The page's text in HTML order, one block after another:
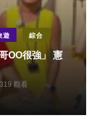
遊 綜合
OO很強」 憲
觀看